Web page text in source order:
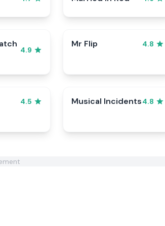
4.9
Mr Flip 4.8
4.5 Musical Incidents4.8